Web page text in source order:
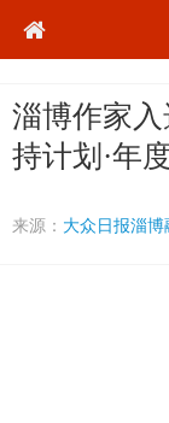
淄博作家
持计划·年
来源： 大众日报淄